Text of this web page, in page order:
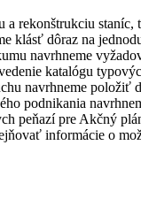
a rekonštrukciu
klásť dôraz na
navrhneme
katalógu
navrhneme položiť
podnikania
peňazí pre Akčný
informácie o